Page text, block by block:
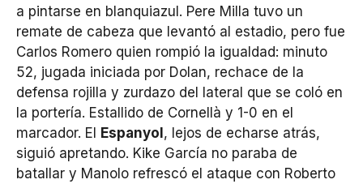
a pintarse en blanquiazul. Pere Milla tuvo un
remate de cabeza que levantó al estadio, pero fue
Carlos Romero quien rompió la igualdad: minuto
52, jugada iniciada por Dolan, rechace de la
defensa rojilla y zurdazo del lateral que se coló en
la portería. Estallido de Cornellà y 1-0 en el
marcador. El Espanyol, lejos de echarse atrás,
siguió apretando. Kike García no paraba de
batallar y Manolo refrescó el ataque con Roberto